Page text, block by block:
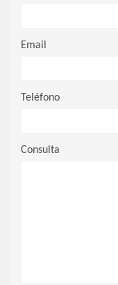
Email
Teléfono
Consulta